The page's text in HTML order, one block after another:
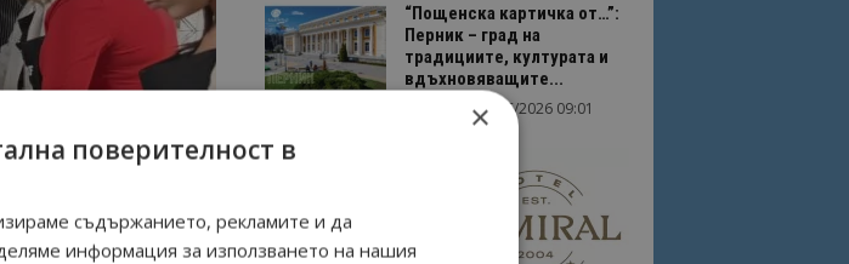
“Пощенска картичка от…”:
Перник – град на
традициите, културата и
вдъхновяващите...
17/06/2026 09:01
×
поверителност в
съдържанието, рекламите и да
информация за използването на нашия